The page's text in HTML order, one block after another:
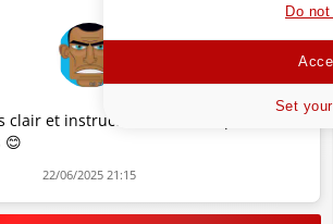
clair et instructif ! 🩸👏 Merci pour ces
😊
22/06/2025 21:15
Do
Set